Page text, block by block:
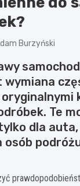
Burzyński
wymiana
Te
dla
osób